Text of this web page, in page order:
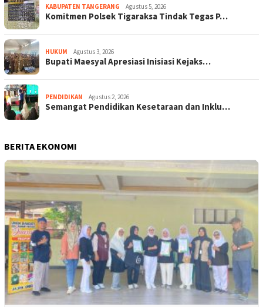
KABUPATEN TANGERANG Agustus 5, 2026
Komitmen Polsek Tigaraksa Tindak Tegas P…
HUKUM Agustus 3, 2026
Bupati Maesyal Apresiasi Inisiasi Kejaks…
PENDIDIKAN Agustus 2, 2026
Semangat Pendidikan Kesetaraan dan Inklu…
BERITA EKONOMI